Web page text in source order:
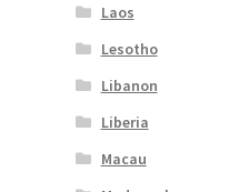
Laos
Lesotho
Libanon
Liberia
Macau